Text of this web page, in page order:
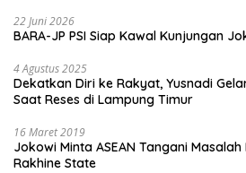
22 Juni 2026
BARA-JP PSI Siap Kawal Kunjungan
4 Agustus 2025
Dekatkan Diri ke Rakyat, Yusnadi
Saat Reses di Lampung Timur
16 Maret 2019
Jokowi Minta ASEAN Tangani
Rakhine State